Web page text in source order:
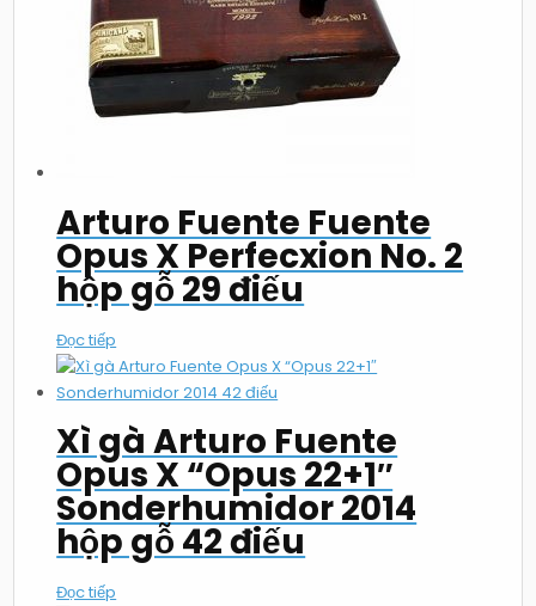
Arturo Fuente Fuente
Opus X Perfecxion No. 2
hộp gỗ 29 điếu
Đọc tiếp
Xì gà Arturo Fuente
Opus X “Opus 22+1″
Sonderhumidor 2014
hộp gỗ 42 điếu
Đọc tiếp